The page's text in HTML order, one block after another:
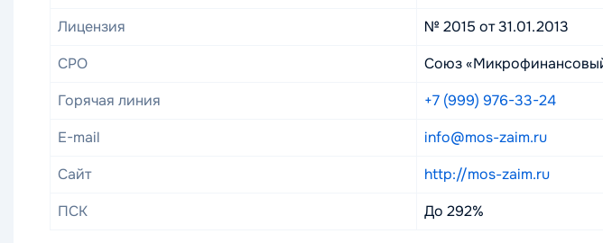
Лицензия
№ 2015 от 31.01.2013
СРО
Союз «Микрофинансовый
Горячая линия
+7 (999) 976-33-24
E-mail
info@mos-zaim.ru
Сайт
http://mos-zaim.ru
ПСК
До 292%